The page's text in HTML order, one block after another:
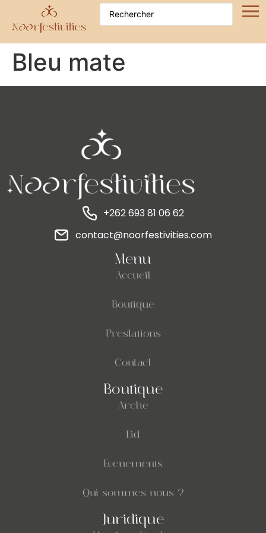
Bleu mate
+262 693 81 06 62
contact@noorfestivities.com
Menu
Accueil
Boutique
Prestations
Contact
Boutique
Arche
Eid
Evenements
Qui sommes nous ?
Juridique